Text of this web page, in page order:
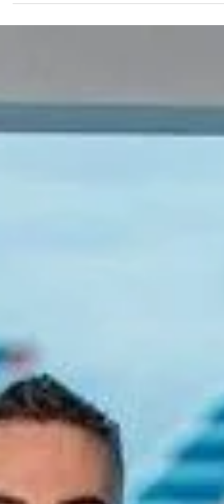
variedade de carreiras para aqueles que
buscam...